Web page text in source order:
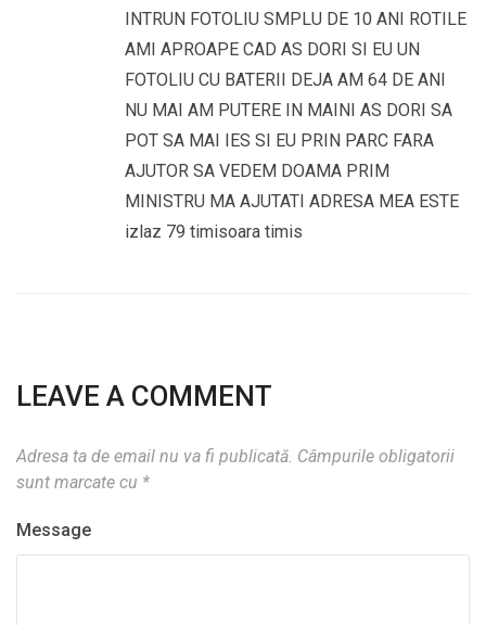
INTRUN FOTOLIU SMPLU DE 10 ANI ROTILE
AMI APROAPE CAD AS DORI SI EU UN
FOTOLIU CU BATERII DEJA AM 64 DE ANI
NU MAI AM PUTERE IN MAINI AS DORI SA
POT SA MAI IES SI EU PRIN PARC FARA
AJUTOR SA VEDEM DOAMA PRIM
MINISTRU MA AJUTATI ADRESA MEA ESTE
izlaz 79 timisoara timis
LEAVE A COMMENT
Adresa ta de email nu va fi publicată. Câmpurile obligatorii
sunt marcate cu *
Message